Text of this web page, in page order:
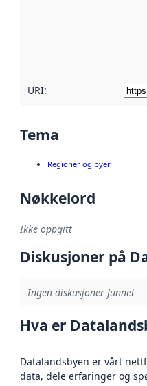
URI:
Tema
Regioner og byer
Nøkkelord
Ikke oppgitt
Diskusjoner på
Ingen diskusjoner funnet
Hva er
Datalandsbyen er vårt
data, dele erfaringer og